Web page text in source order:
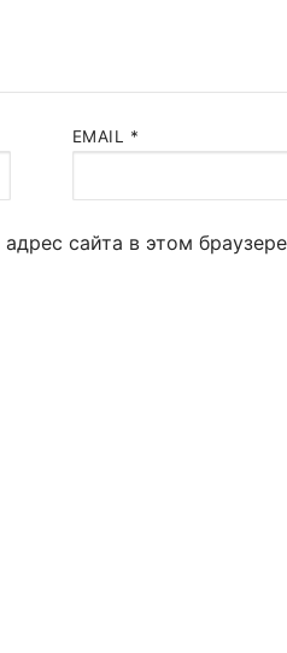
EMAIL *
сайта в этом